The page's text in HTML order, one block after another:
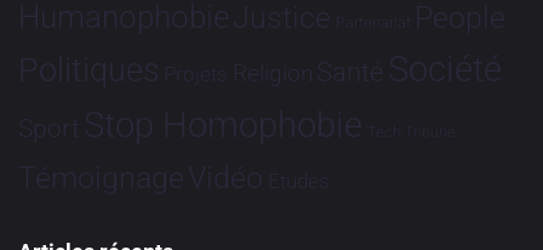
HumanophobieJustice Partenariat People
Politiques Projets Religion Santé Société
Sport Stop Homophobie Tech Tribune
TémoignageVidéo Études